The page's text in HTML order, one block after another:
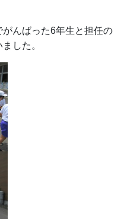
んばった6年生と担任の
した。